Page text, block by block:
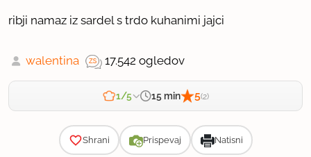
ribji namaz iz sardel s trdo kuhanimi jajci
walentina 17.542 ogledov
1/5 15 min 5(2)
Shrani Prispevaj Natisni